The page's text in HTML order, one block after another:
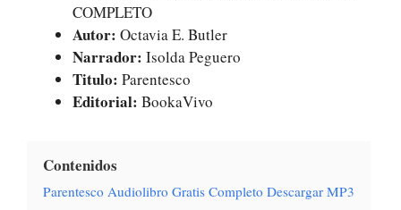
COMPLETO
Autor: Octavia E. Butler
Narrador: Isolda Peguero
Titulo: Parentesco
Editorial: BookaVivo
Contenidos
Parentesco Audiolibro Gratis Completo Descargar MP3